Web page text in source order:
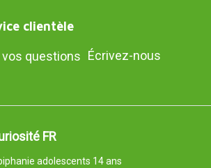
clientèle
Écrivez-nous
FR
adolescents 14 ans